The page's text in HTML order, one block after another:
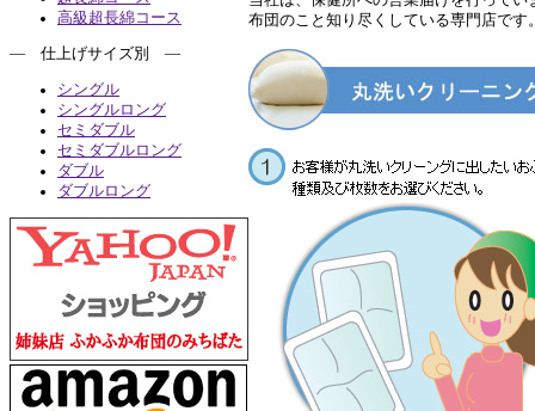
高級超長綿コース
― 仕上げサイズ別 ―
シングル
シングルロング
セミダブル
セミダブルロング
ダブル
ダブルロング
布団のこと知り尽くしている専門店です